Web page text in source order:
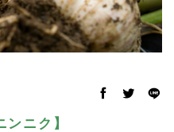
ニク】